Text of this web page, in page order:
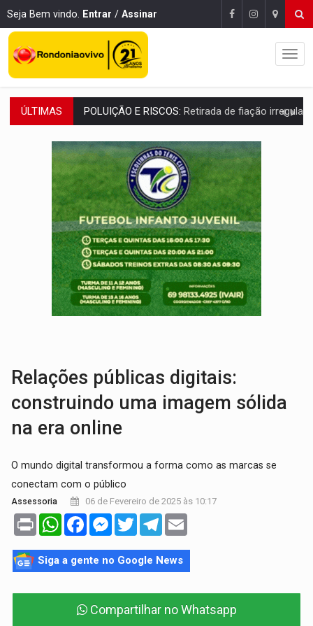
Seja Bem vindo. Entrar / Assinar
ÚLTIMAS VÍDEO:Armado com machado, homem ameaça matar sobrinha grávida e
TRIBUNAL DO CRIME:Homem é espancado por facção criminosa
VÍDEO: Perseguição é registrada no shopping após colombiana furtar
LUDOPATIA:Apostas online começam a afetar produtividade e rotina
REFLORESTAMENTO:Plantar árvores não será mais suficiente para
OVNIS NA LUA:Cientistas alertam para possível base secreta no satélite
ACABOU COM PEUGEOT:Incêndio destrói carro que era rebocado para oficina
VÍDEO:Ladrão é filmado furtando moto na frente do bar
Relações públicas digitais:
construindo uma imagem sólida
na era online
O mundo digital transformou a forma como as marcas se
conectam com o público
Assessoria 06 de Fevereiro de 2025 às 10:17
Print WhatsAppFacebookMessenger
TwitterTelegram
Siga a gente no Google News
Compartilhar no Whatsapp